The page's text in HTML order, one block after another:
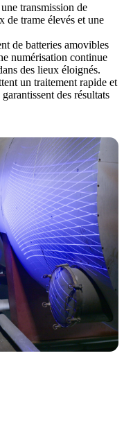
transmission de
de trame élevés et une
de batteries amovibles
numérisation continue
des lieux éloignés.
un traitement rapide et
des résultats